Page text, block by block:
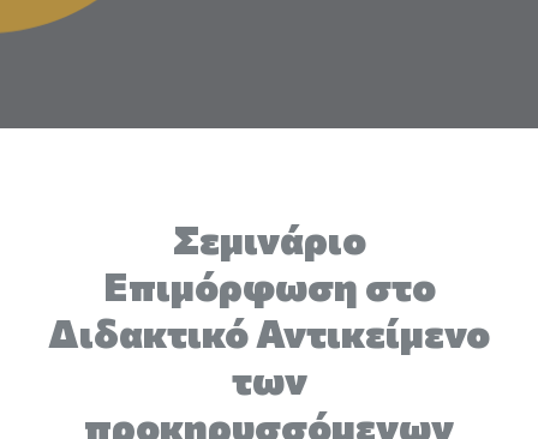
Voucher
Σεμινάριο
Επιμόρφωση στο
Διδακτικό Αντικείμενο
των
προκηρυσσόμενων